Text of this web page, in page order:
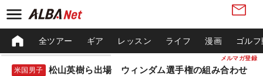
メルマガ登録
全ツアー ギア レッスン ライフ 漫画 ゴル
米国男子 松山英樹ら出場 ウィンダム選手権の組み合わせ